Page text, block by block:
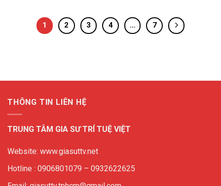
1 2 3 4 … 7
THÔNG TIN LIÊN HỆ
TRUNG TÂM GIA SƯ TRÍ TUỆ VIỆT
Website: www.giasuttv.net
Hotline : 0906801079 – 0932622625